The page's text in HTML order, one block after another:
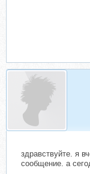
здравствуйте. я
сообщение. а